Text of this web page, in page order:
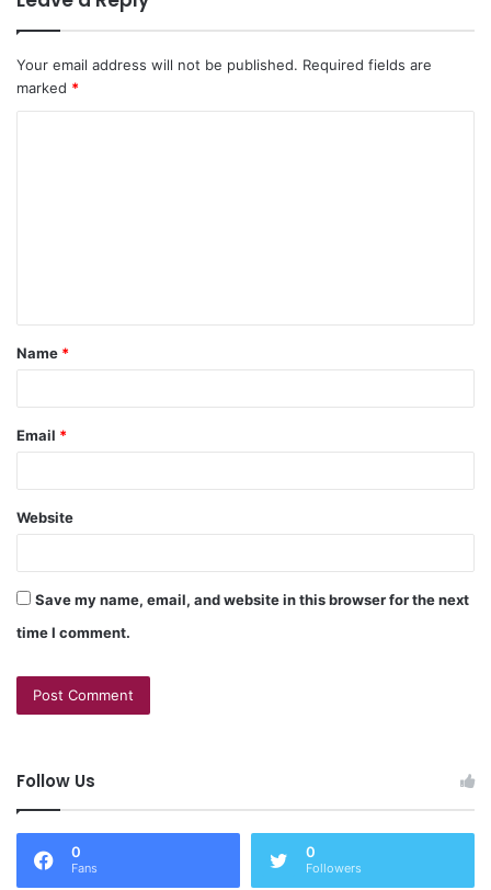
Your email address will not be published. Required fields are
marked *
Name *
Email *
Website
Save my name, email, and website in this browser for the next
time I comment.
Follow Us
0
Fans
0
Followers